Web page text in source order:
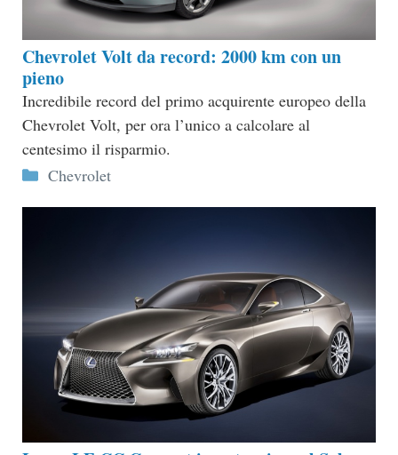
Chevrolet Volt da record: 2000 km con un
pieno
Incredibile record del primo acquirente europeo della
Chevrolet Volt, per ora l’unico a calcolare al
centesimo il risparmio.
Categorie
Chevrolet